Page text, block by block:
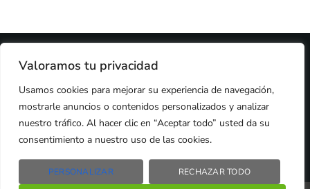
Valoramos tu privacidad
Usamos cookies para mejorar su experiencia de navegación,
mostrarle anuncios o contenidos personalizados y analizar
nuestro tráfico. Al hacer clic en “Aceptar todo” usted da su
consentimiento a nuestro uso de las cookies.
PERSONALIZAR RECHAZAR TODO
2024 © PROPIEDAD DE DEZASETE MEDIA SL
COOKIES
AVISO LEGAL
PUBLICIDAD
CONTACTO